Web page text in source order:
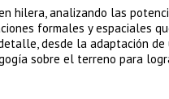
hilera, analizando las
formales y espaciales
desde la adaptación
sobre el terreno para